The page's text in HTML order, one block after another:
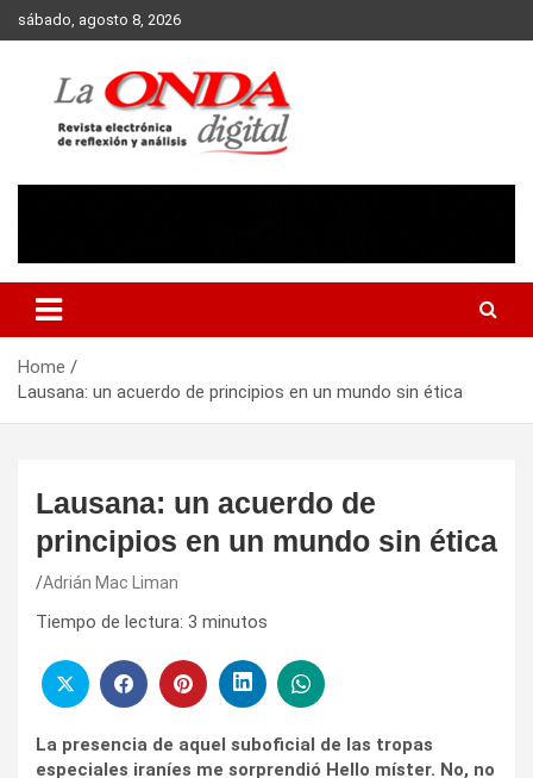
Skip
to
sábado, agosto 8, 2026
Home
Lausana: un acuerdo de principios en un mundo sin ética
Lausana: un acuerdo de
principios en un mundo sin ética
Adrián Mac Liman
Tiempo de lectura: 3 minutos
La presencia de aquel suboficial de las tropas
especiales iraníes me sorprendió Hello míster. No, no